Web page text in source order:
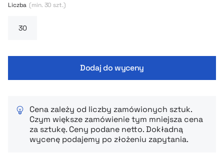
pastelowy odcień sprawia, że to doskonały element wyprawki
Liczba (min. 30 szt.)
Dodaj do wyceny
Cena zależy od liczby zamówionych sztuk.
Czym większe zamówienie tym mniejsza cena
za sztukę. Ceny podane netto. Dokładną
wycenę podajemy po złożeniu zapytania.